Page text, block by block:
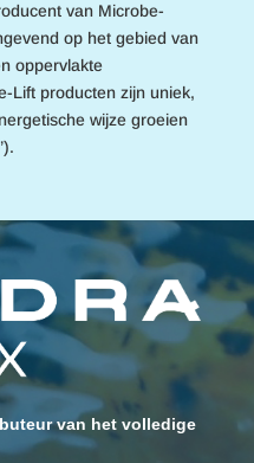
van Microbe-
op het gebied van
oppervlakte
Lift producten zijn uniek,
wijze groeien
van het volledige